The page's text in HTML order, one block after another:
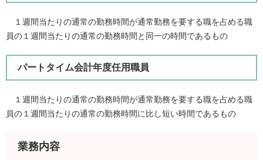
１週間当たりの通常の勤務時間が通常勤務を要する職を占める職
員の１週間当たりの通常の勤務時間と同一の時間であるもの
パートタイム会計年度任用職員
１週間当たりの通常の勤務時間が通常勤務を要する職を占める職
員の１週間当たりの通常の勤務時間に比し短い時間であるもの
業務内容